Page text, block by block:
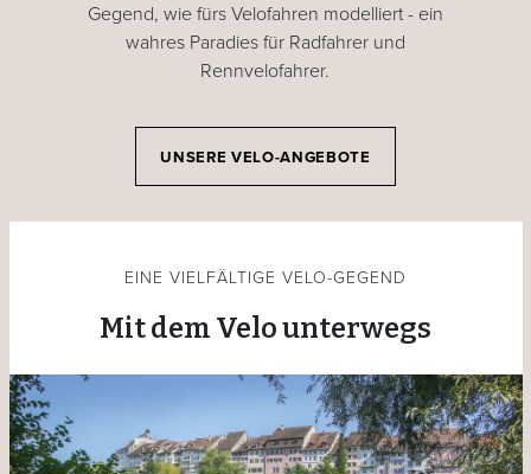
Gegend, wie fürs Velofahren modelliert - ein
wahres Paradies für Radfahrer und
Rennvelofahrer.
UNSERE VELO-ANGEBOTE
EINE VIELFÄLTIGE VELO-GEGEND
Mit dem Velo unterwegs